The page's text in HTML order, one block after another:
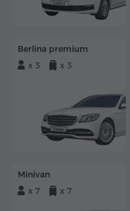
Berlina premium
x 3
x 3
Minivan
x 7
x 7